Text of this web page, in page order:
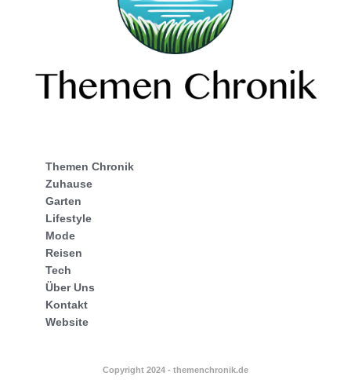
Themen Chronik
Zuhause
Garten
Lifestyle
Mode
Reisen
Tech
Über Uns
Kontakt
Website
Copyright 2024 - themenchronik.de